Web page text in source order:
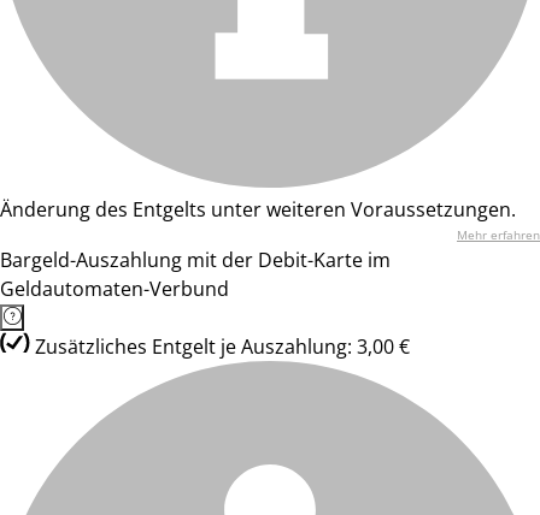
Änderung des Entgelts unter weiteren Voraussetzungen.
Mehr erfahren
Bargeld-Auszahlung mit der Debit-Karte im
Geldautomaten-Verbund
Zusätzliches Entgelt je Auszahlung: 3,00 €